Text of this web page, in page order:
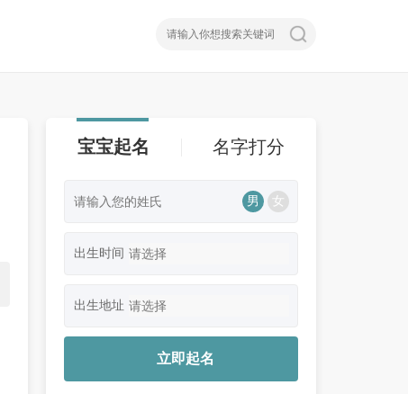
宝宝起名 名字打分
男 女
出生时间
出生地址
立即起名